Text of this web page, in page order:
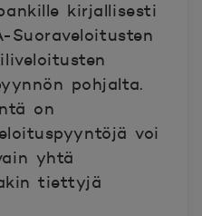
kirjallisesti
Suoraveloitusten
pohjalta.
on
voi
yhtä
tiettyjä